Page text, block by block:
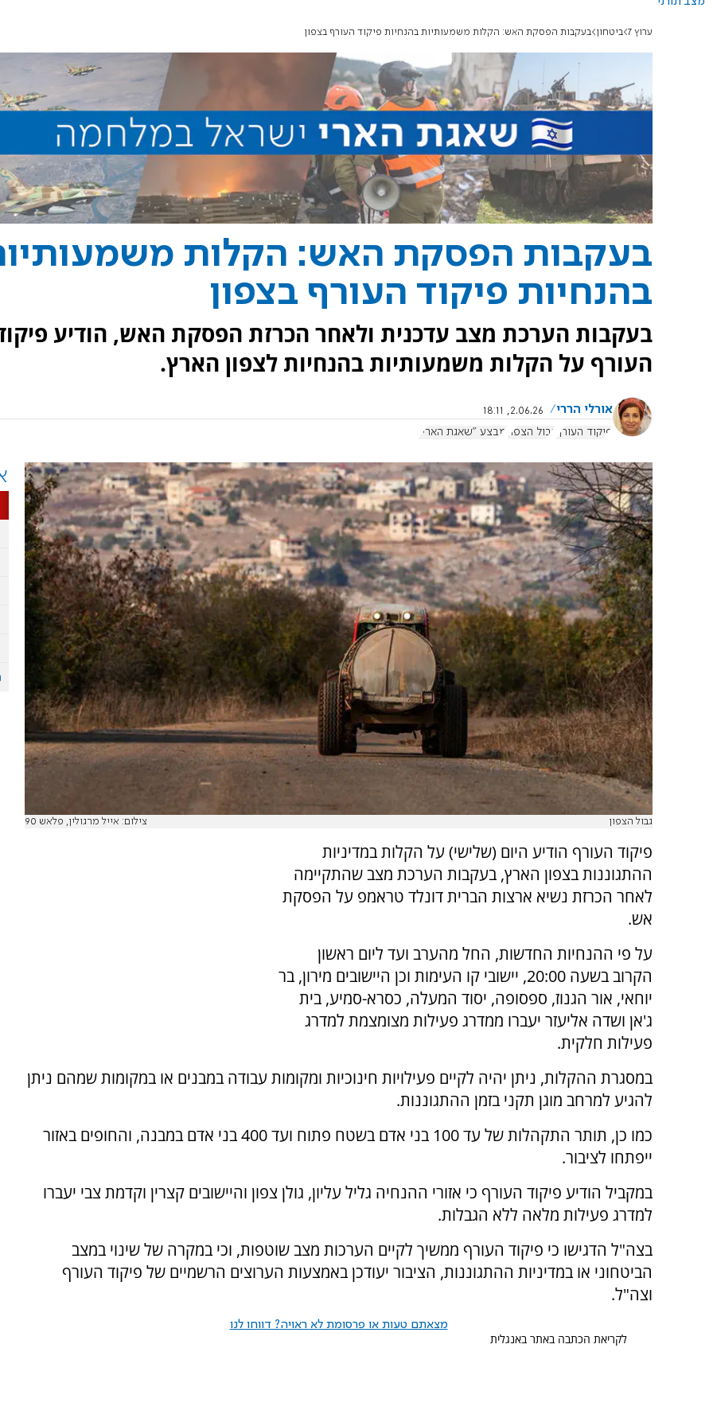
ערוץ 7 ביטחון בעקבות הפסקת האש: הקלות משמעותיות בהנחיות פיקוד העורף בצפון
בעקבות הפסקת האש: הקלות
בהנחיות פיקוד העורף בצפון
בעקבות הערכת מצב עדכנית ולאחר הכרזת הפסקת האש, הודיע
העורף על הקלות משמעותיות בהנחיות לצפון הארץ.
אורלי הררי
2.06.26, 18:11
פיקוד העורף
גבול הצפון מבצע "שאגת הארי"
גבול הצפון צילום: אייל מרגולין, פלאש 90
פיקוד העורף הודיע היום (שלישי) על הקלות במדיניות
ההתגוננות בצפון הארץ, בעקבות הערכת מצב שהתקיימה
לאחר הכרזת נשיא ארצות הברית דונלד טראמפ על הפסקת
אש.
על פי ההנחיות החדשות, החל מהערב ועד ליום ראשון
הקרוב בשעה 20:00, יישובי קו העימות וכן היישובים מירון, בר
יוחאי, אור הגנוז, ספסופה, יסוד המעלה, כסרא-סמיע, בית
ג'אן ושדה אליעזר יעברו ממדרג פעילות מצומצמת למדרג
פעילות חלקית.
במסגרת ההקלות, ניתן יהיה לקיים פעילויות חינוכיות ומקומות עבודה במבנים או במקומות שמהם ניתן
להגיע למרחב מוגן תקני בזמן ההתגוננות.
כמו כן, תותר התקהלות של עד 100 בני אדם בשטח פתוח ועד 400 בני אדם במבנה, והחופים באזור
ייפתחו לציבור.
במקביל הודיע פיקוד העורף כי אזורי ההנחיה גליל עליון, גולן צפון והיישובים קצרין וקדמת צבי יעברו
למדרג פעילות מלאה ללא הגבלות.
בצה"ל הדגישו כי פיקוד העורף ממשיך לקיים הערכות מצב שוטפות, וכי במקרה של שינוי במצב
הביטחוני או במדיניות ההתגוננות, הציבור יעודכן באמצעות הערוצים הרשמיים של פיקוד העורף
וצה"ל.
מצאתם טעות או פרסומת לא ראויה? דווחו לנו
לקריאת הכתבה באתר באנגלית